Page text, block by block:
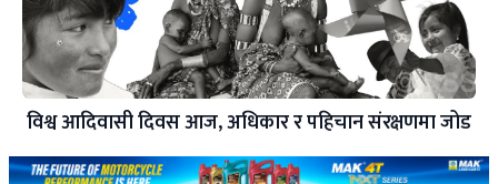
विश्व आदिवासी दिवस आज, अधिकार र पहिचान संरक्षणमा जोड